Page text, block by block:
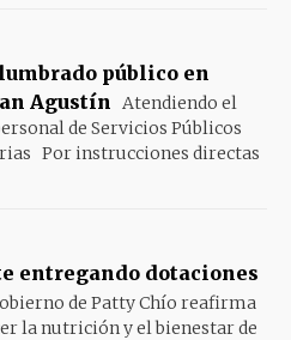
público en
Agustín
Atendiendo el
de Servicios Públicos
Por instrucciones directas
entregando dotaciones
de Patty Chío reafirma
la nutrición y el bienestar de